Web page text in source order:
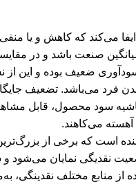
می‌کند که کاهش و یا
صنعت باشد و در
ضعیف بوده و این
می‌باشد. تضعیف
سود محصول، قابل
می‌کاهند.
است که برخی از
نقدیگی نمایان می‌شود و
از منابع مختلف